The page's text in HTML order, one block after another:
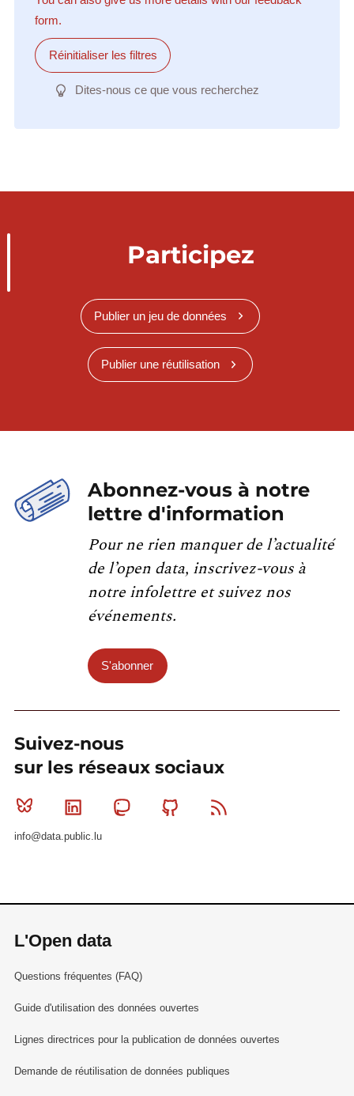
form.
Réinitialiser les filtres
Dites-nous ce que vous recherchez
Participez
Publier un jeu de données
Publier une réutilisation
Abonnez-vous à notre
lettre d'information
Pour ne rien manquer de l’actualité
de l’open data, inscrivez-vous à
notre infolettre et suivez nos
événements.
S'abonner
Suivez-nous
sur les réseaux sociaux
Bluesky Linkedin MastodonGithub
info@data.public.lu
L'Open data
Questions fréquentes (FAQ)
Guide d'utilisation des données ouvertes
Lignes directrices pour la publication de données ouvertes
Demande de réutilisation de données publiques